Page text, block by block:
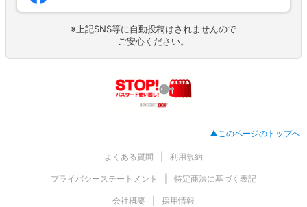
※上記SNS等に自動投稿はされませんので
ご安心ください。
▲このページのトップへ
よくある質問 利用規約
プライバシーステートメント 特定商法に基づく表記
会社概要 採用情報